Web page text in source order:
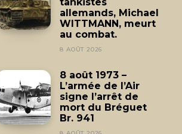
allemands, Michael
WITTMANN, meurt
au combat.
8 AOÛT 2026
8 août 1973 –
L’armée de l’Air
signe l’arrêt de
mort du Bréguet
Br. 941